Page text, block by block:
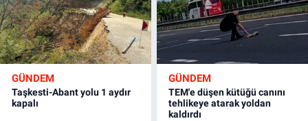
GÜNDEM
Taşkesti-Abant yolu 1 aydır
kapalı
GÜNDEM
TEM'e düşen kütüğü canını
tehlikeye atarak yoldan
kaldırdı